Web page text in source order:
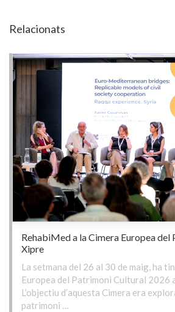
Relacionats
RehabiMed a la Cimera Europea
Xipre
La setmana del 26 al 30 de maig, ha
Europea del Patrimoni Cultural 2026
L’objectiu d’aquesta Cimera era
patrimoni …